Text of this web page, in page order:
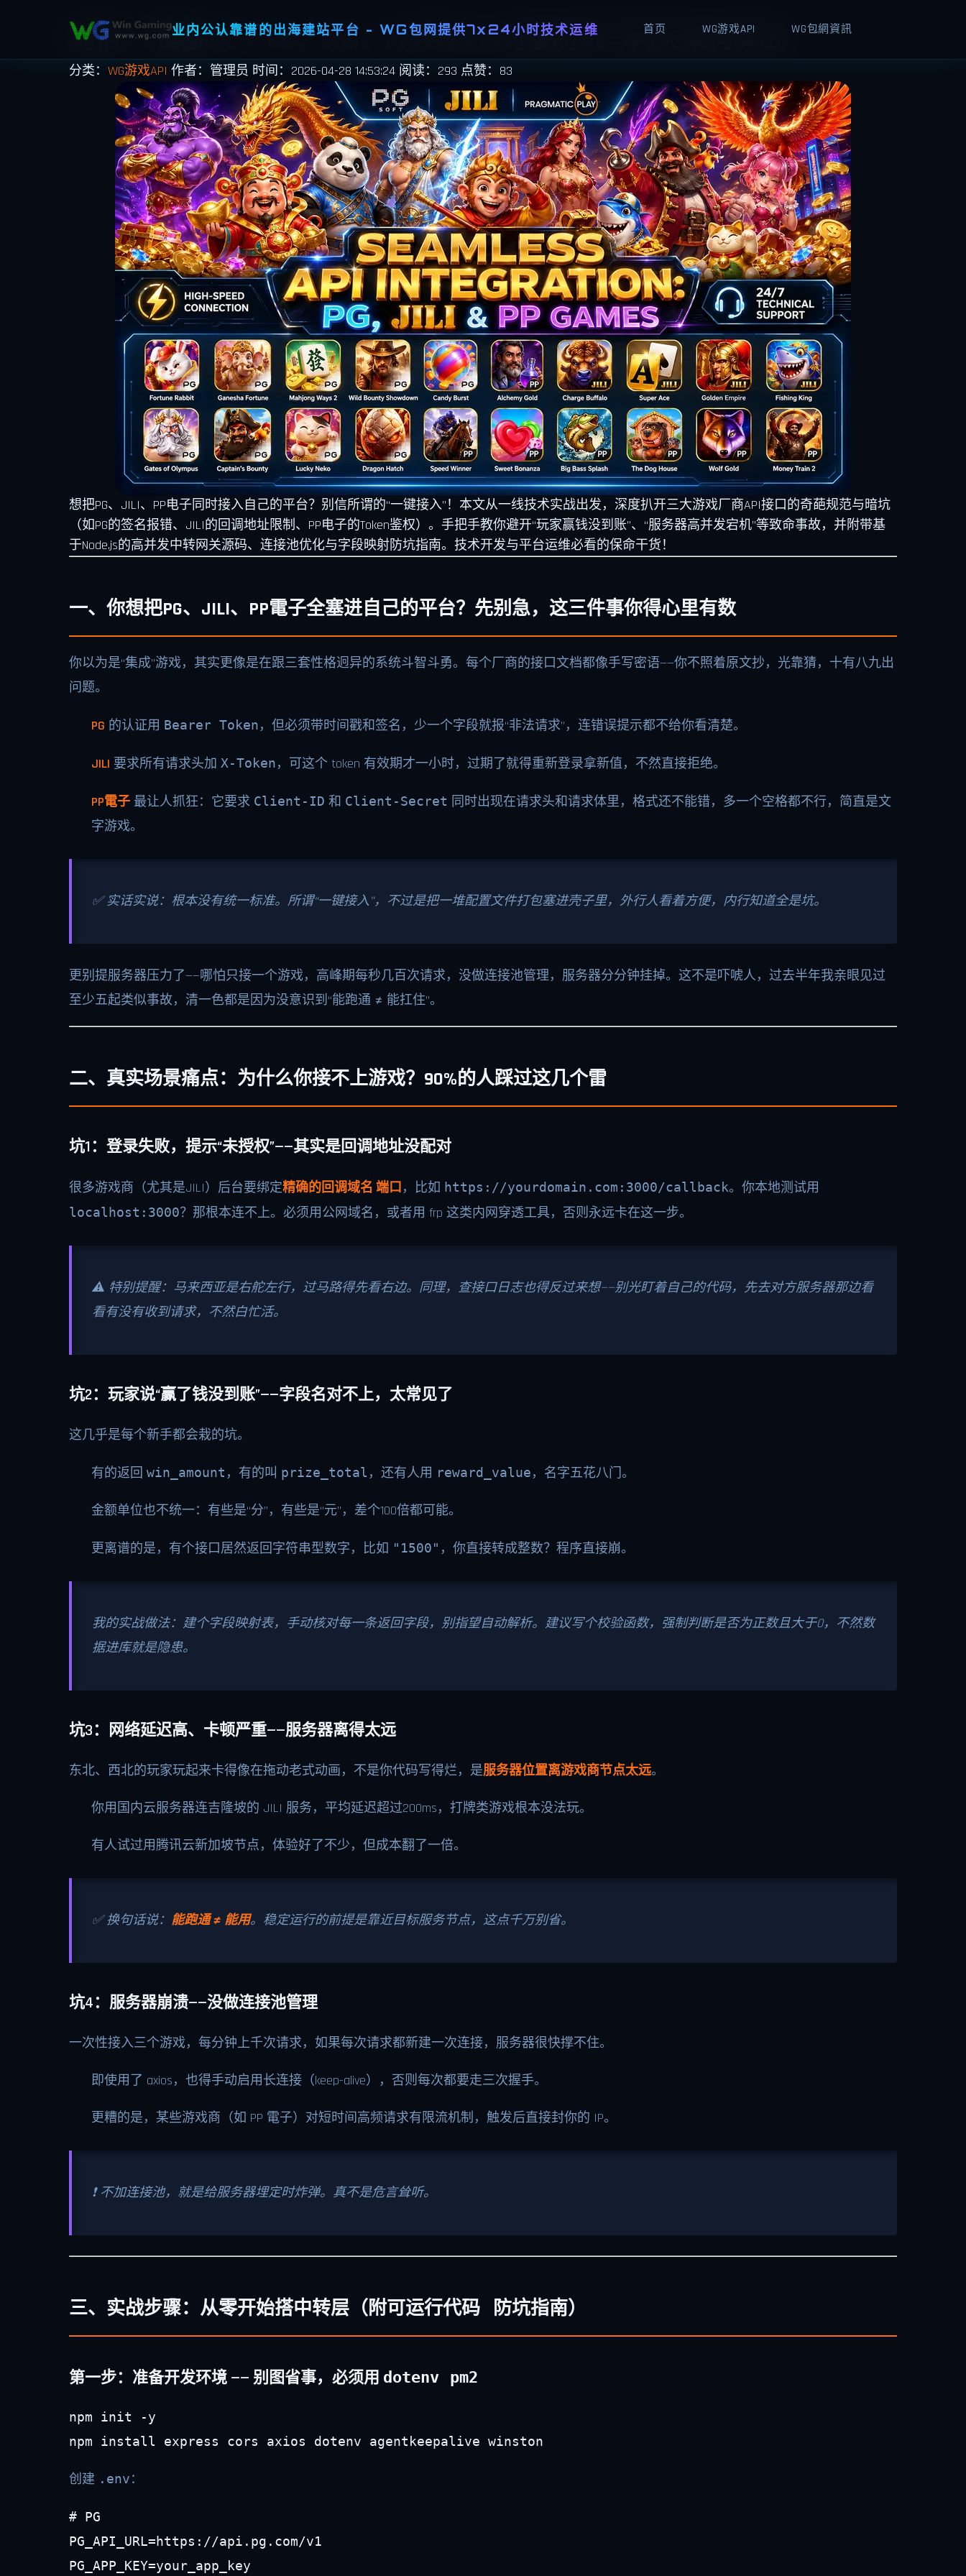
业内公认靠谱的出海建站平台 - WG包网提供7x24小时技术运维 首页 WG游戏API WG包網資訊
别信“一键接入”！PG、JILI、PP电子API对接防坑与网关架构实战
分类： WG游戏API 作者：管理员 时间：2026-04-28 14:53:24 阅读：293 点赞：83
想把PG、JILI、PP电子同时接入自己的平台？别信所谓的“一键接入”！本文从一线技术实战出发，深度扒开三大游戏厂商API接口的奇葩规范与暗坑
（如PG的签名报错、JILI的回调地址限制、PP电子的Token鉴权）。手把手教你避开“玩家赢钱没到账”、“服务器高并发宕机”等致命事故，并附带基
于Node.js的高并发中转网关源码、连接池优化与字段映射防坑指南。技术开发与平台运维必看的保命干货！
一、你想把PG、JILI、PP電子全塞进自己的平台？先别急，这三件事你得心里有数
你以为是“集成”游戏，其实更像是在跟三套性格迥异的系统斗智斗勇。每个厂商的接口文档都像手写密语——你不照着原文抄，光靠猜，十有八九出
问题。
PG 的认证用 Bearer Token，但必须带时间戳和签名，少一个字段就报“非法请求”，连错误提示都不给你看清楚。
JILI 要求所有请求头加 X-Token，可这个 token 有效期才一小时，过期了就得重新登录拿新值，不然直接拒绝。
PP電子 最让人抓狂：它要求 Client-ID 和 Client-Secret 同时出现在请求头和请求体里，格式还不能错，多一个空格都不行，简直是文
字游戏。
✅ 实话实说：根本没有统一标准。所谓“一键接入”，不过是把一堆配置文件打包塞进壳子里，外行人看着方便，内行知道全是坑。
更别提服务器压力了——哪怕只接一个游戏，高峰期每秒几百次请求，没做连接池管理，服务器分分钟挂掉。这不是吓唬人，过去半年我亲眼见过
至少五起类似事故，清一色都是因为没意识到“能跑通 ≠ 能扛住”。
二、真实场景痛点：为什么你接不上游戏？90%的人踩过这几个雷
坑1：登录失败，提示“未授权”——其实是回调地址没配对
很多游戏商（尤其是JILI）后台要绑定精确的回调域名 端口 ，比如 https://yourdomain.com:3000/callback。你本地测试用
localhost:3000？那根本连不上。必须用公网域名，或者用 frp 这类内网穿透工具，否则永远卡在这一步。
⚠️ 特别提醒：马来西亚是右舵左行，过马路得先看右边。同理，查接口日志也得反过来想——别光盯着自己的代码，先去对方服务器那边看
看有没有收到请求，不然白忙活。
坑2：玩家说“赢了钱没到账”——字段名对不上，太常见了
这几乎是每个新手都会栽的坑。
有的返回 win_amount ，有的叫 prize_total ，还有人用 reward_value，名字五花八门。
金额单位也不统一：有些是“分”，有些是“元”，差个100倍都可能。
更离谱的是，有个接口居然返回字符串型数字，比如 "1500" ，你直接转成整数？程序直接崩。
我的实战做法：建个字段映射表，手动核对每一条返回字段，别指望自动解析。建议写个校验函数，强制判断是否为正数且大于0，不然数
据进库就是隐患。
坑3：网络延迟高、卡顿严重——服务器离得太远
东北、西北的玩家玩起来卡得像在拖动老式动画，不是你代码写得烂，是服务器位置离游戏商节点太远。
你用国内云服务器连吉隆坡的 JILI 服务，平均延迟超过200ms，打牌类游戏根本没法玩。
有人试过用腾讯云新加坡节点，体验好了不少，但成本翻了一倍。
✅ 换句话说： 能跑通 ≠ 能用。稳定运行的前提是靠近目标服务节点，这点千万别省。
坑4：服务器崩溃——没做连接池管理
一次性接入三个游戏，每分钟上千次请求，如果每次请求都新建一次连接，服务器很快撑不住。
即使用了 axios，也得手动启用长连接（keep-alive），否则每次都要走三次握手。
更糟的是，某些游戏商（如 PP 電子）对短时间高频请求有限流机制，触发后直接封你的 IP。
❗ 不加连接池，就是给服务器埋定时炸弹。真不是危言耸听。
三、实战步骤：从零开始搭中转层（附可运行代码 防坑指南）
第一步：准备开发环境 —— 别图省事，必须用 dotenv pm2
npm init -y
npm install express cors axios dotenv agentkeepalive winston
创建 .env：
# PG
PG_API_URL=https://api.pg.com/v1
PG_APP_KEY=your_app_key